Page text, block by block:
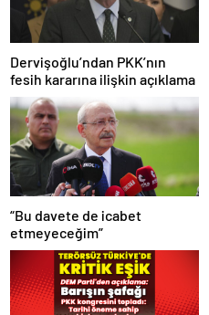
Dervişoğlu’ndan PKK’nın
fesih kararına ilişkin açıklama
“Bu davete de icabet
etmeyeceğim”